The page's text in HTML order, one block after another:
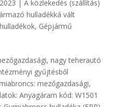
| A közlekedés (szállítás)
hulladékká vált
, Gépjármű
nagy teherautó
gyűjtésből
mezőgazdasági,
Anyagáram kód: W1501